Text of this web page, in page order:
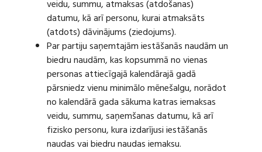
veidu, summu, atmaksas (atdošanas)
datumu, kā arī personu, kurai atmaksāts
(atdots) dāvinājums (ziedojums).
Par partiju saņemtajām iestāšanās naudām un
biedru naudām, kas kopsummā no vienas
personas attiecīgajā kalendārajā gadā
pārsniedz vienu minimālo mēnešalgu, norādot
no kalendārā gada sākuma katras iemaksas
veidu, summu, saņemšanas datumu, kā arī
fizisko personu, kura izdarījusi iestāšanās
naudas vai biedru naudas iemaksu.